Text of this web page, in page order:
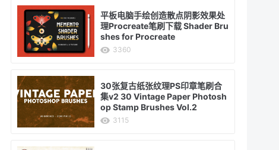
平板电脑手绘创造散点阴影效果处
理Procreate笔刷下载 Shader Bru
shes for Procreate
3360
30张复古纸张纹理PS印章笔刷合
集v2 30 Vintage Paper Photosh
op Stamp Brushes Vol.2
3115